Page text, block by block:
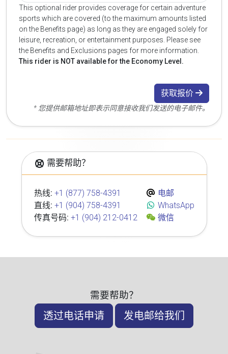
This optional rider provides coverage for certain adventure
sports which are covered (to the maximum amounts listed
on the Benefits page) as long as they are engaged solely for
leisure, recreation, or entertainment purposes. Please see
the Benefits and Exclusions pages for more information.
This rider is NOT available for the Economy Level.
获取报价
* 您提供邮箱地址即表示同意接收我们发送的电子邮件。
需要帮助？
热线: +1 (877) 758-4391
直线: +1 (904) 758-4391
传真号码: +1 (904) 212-0412
电邮
WhatsApp
微信
需要帮助？
透过电话申请 发电邮给我们